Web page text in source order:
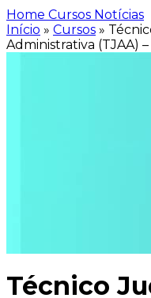
Home Cursos Notícias
Início » Cursos »
Administrativa (TJAA) –
Técnico